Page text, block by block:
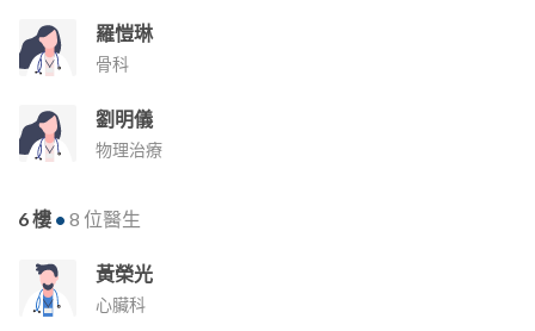
羅愷琳
骨科
劉明儀
物理治療
6 樓 • 8 位醫生
黃榮光
心臟科